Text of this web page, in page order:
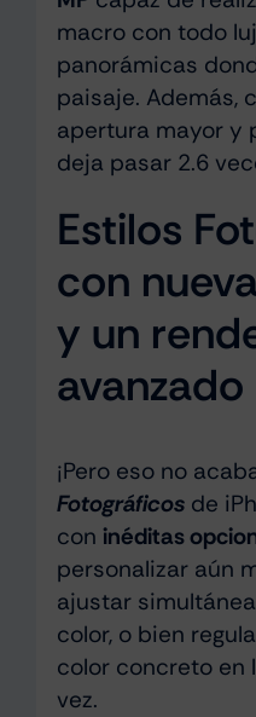
macro con todo
panorámicas
paisaje. Además,
apertura mayor y
deja pasar 2.6
Estilos
con
y un
avanzado
¡Pero eso no
Fotográficosde
con inéditas
personalizar aún
ajustar
color, o bien
color concreto en
vez.